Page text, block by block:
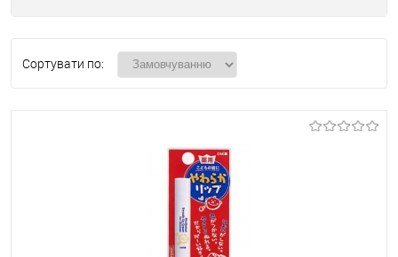
Сортувати по: